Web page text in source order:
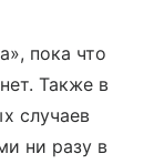
пока что
Также в
случаев
ни разу в